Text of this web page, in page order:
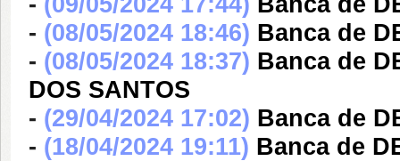
- (08/05/2024 18:46) Banca de
- (08/05/2024 18:37) Banca de
DOS SANTOS
- (29/04/2024 17:02) Banca de
- (18/04/2024 19:11) Banca de